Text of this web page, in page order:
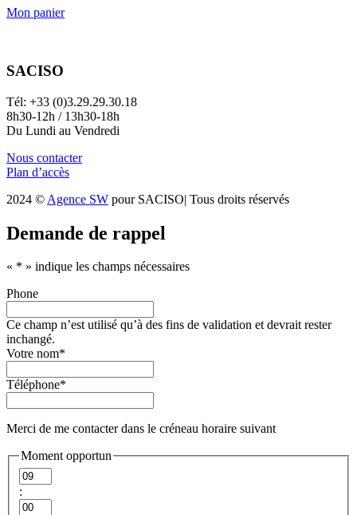
Mon panier
SACISO
Tél: +33 (0)3.29.29.30.18
8h30-12h / 13h30-18h
Du Lundi au Vendredi
Nous contacter
Plan d’accès
2024 © Agence SW pour SACISO| Tous droits réservés
Demande de rappel
« * » indique les champs nécessaires
Phone
Ce champ n’est utilisé qu’à des fins de validation et devrait rester
inchangé.
Votre nom*
Téléphone*
Merci de me contacter dans le créneau horaire suivant
Moment opportun
Heures
:
Minutes